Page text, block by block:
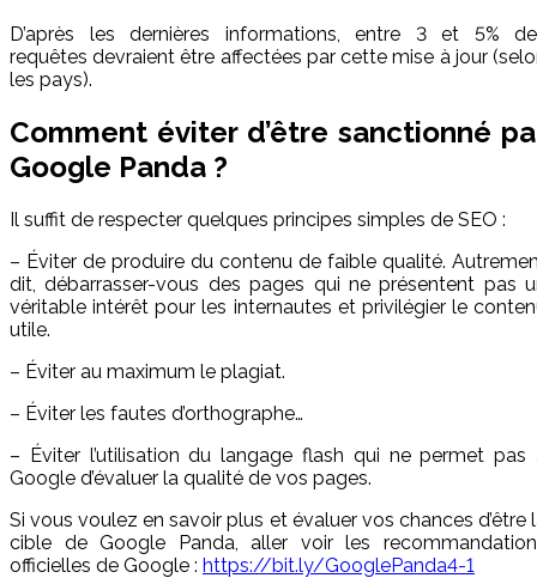
D’après les dernières informations, entre 3 et 5%
requêtes devraient être affectées par cette mise à jour
les pays).
Comment éviter d’être sanctionné
Google Panda ?
Il suffit de respecter quelques principes simples de SEO :
– Éviter de produire du contenu de faible qualité.
dit, débarrasser-vous des pages qui ne présentent pas
véritable intérêt pour les internautes et privilégier le
utile.
– Éviter au maximum le plagiat.
– Éviter les fautes d’orthographe…
– Éviter l’utilisation du langage flash qui ne permet pas
Google d’évaluer la qualité de vos pages.
Si vous voulez en savoir plus et évaluer vos chances d’être
cible de Google Panda, aller voir les
officielles de Google : https://bit.ly/GooglePanda4-1